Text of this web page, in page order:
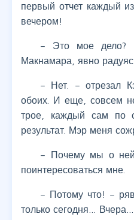
первый отчет каждый
вечером!
– Это мое дело?
Макнамара, явно
– Нет. – отрезал
обоих. И еще, совсем
трое, каждый сам по
результат. Мэр меня
– Почему мы о
поинтересоваться мне.
– Потому что! –
только сегодня…